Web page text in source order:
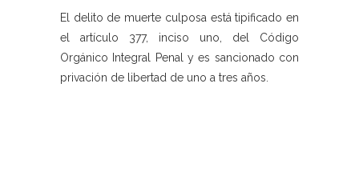
El delito de muerte culposa está tipificado en
el artículo 377, inciso uno, del Código
Orgánico Integral Penal y es sancionado con
privación de libertad de uno a tres años.